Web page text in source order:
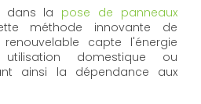
dans la pose de panneaux
méthode innovante de
capte l'énergie
domestique ou
ainsi la dépendance aux